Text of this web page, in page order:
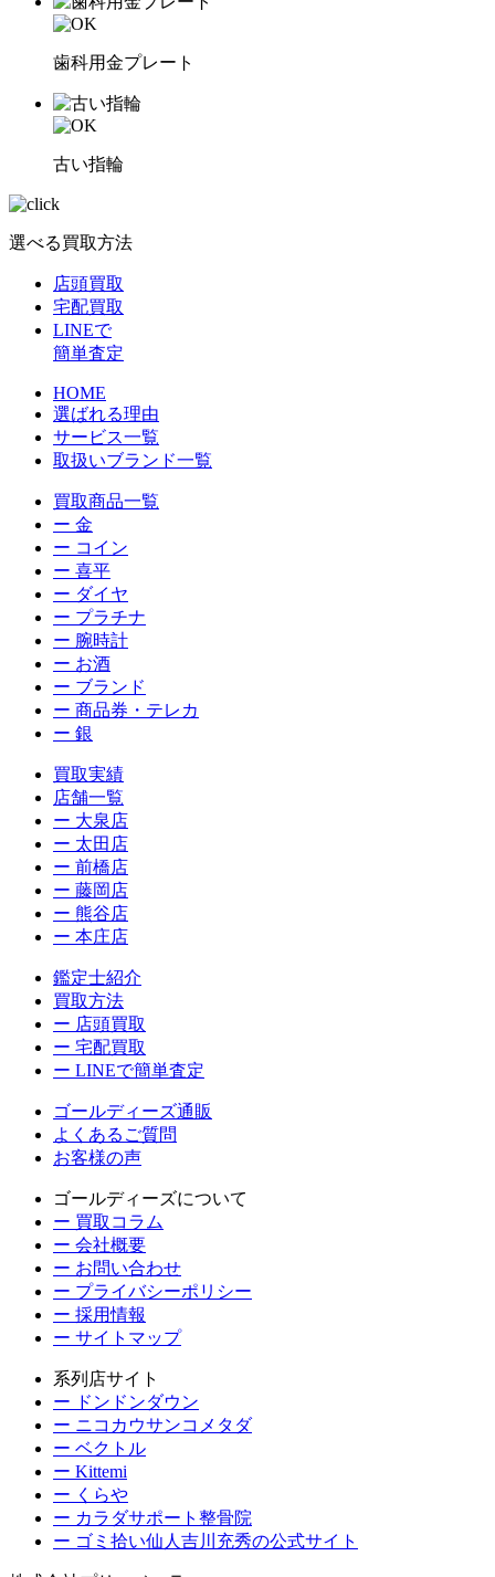
歯科用金プレート
古い指輪
選べる買取方法
店頭買取
宅配買取
LINEで
簡単査定
HOME
選ばれる理由
サービス一覧
取扱いブランド一覧
買取商品一覧
ー 金
ー コイン
ー 喜平
ー ダイヤ
ー プラチナ
ー 腕時計
ー お酒
ー ブランド
ー 商品券・テレカ
ー 銀
買取実績
店舗一覧
ー 大泉店
ー 太田店
ー 前橋店
ー 藤岡店
ー 熊谷店
ー 本庄店
鑑定士紹介
買取方法
ー 店頭買取
ー 宅配買取
ー LINEで簡単査定
ゴールディーズ通販
よくあるご質問
お客様の声
ゴールディーズについて
ー 買取コラム
ー 会社概要
ー お問い合わせ
ー プライバシーポリシー
ー 採用情報
ー サイトマップ
系列店サイト
ー ドンドンダウン
ー ニコカウサンコメタダ
ー ベクトル
ー Kittemi
ー くらや
ー カラダサポート整骨院
ー ゴミ拾い仙人吉川充秀の公式サイト